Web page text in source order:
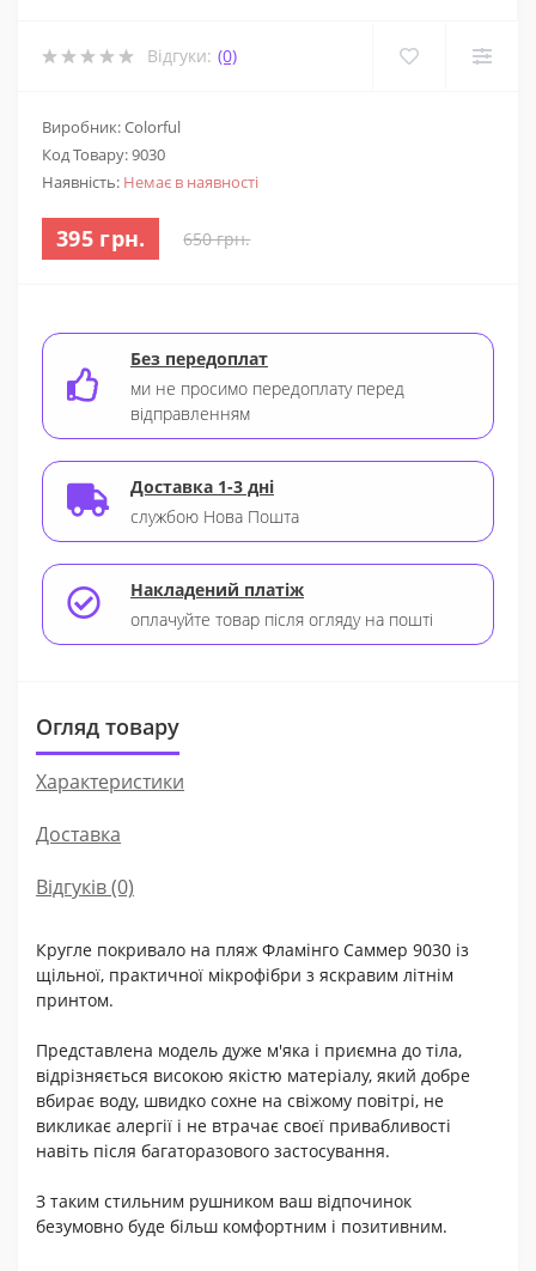
Відгуки: (0)
Виробник: Colorful
Код Товару:9030
Наявність: Немає в наявності
395 грн. 650 грн.
Без передоплат
ми не просимо передоплату перед
відправленням
Доставка 1-3 дні
службою Нова Пошта
Накладений платіж
оплачуйте товар після огляду на пошті
Огляд товару
Характеристики
Доставка
Відгуків (0)
Кругле покривало на пляж Фламінго Саммер 9030 із
щільної, практичної мікрофібри з яскравим літнім
принтом.
Представлена модель дуже м'яка і приємна до тіла,
відрізняється високою якістю матеріалу, який добре
вбирає воду, швидко сохне на свіжому повітрі, не
викликає алергії і не втрачає своєї привабливості
навіть після багаторазового застосування.
З таким стильним рушником ваш відпочинок
безумовно буде більш комфортним і позитивним.